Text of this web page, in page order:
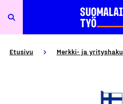
Etusivu Merkki- ja yrityshaku